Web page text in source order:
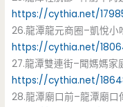
https://cythia.net/
26.龍潭龍元商圈–凱悅小
https://cythia.net/
27.龍潭雙連街–聞媽媽家
https://cythia.net/
28.龍潭廟口前–龍潭廟